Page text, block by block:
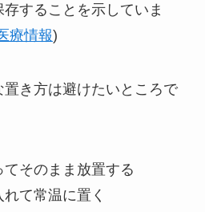
することを示していま
療情報)
き方は避けたいところで
てそのまま放置する
て常温に置く